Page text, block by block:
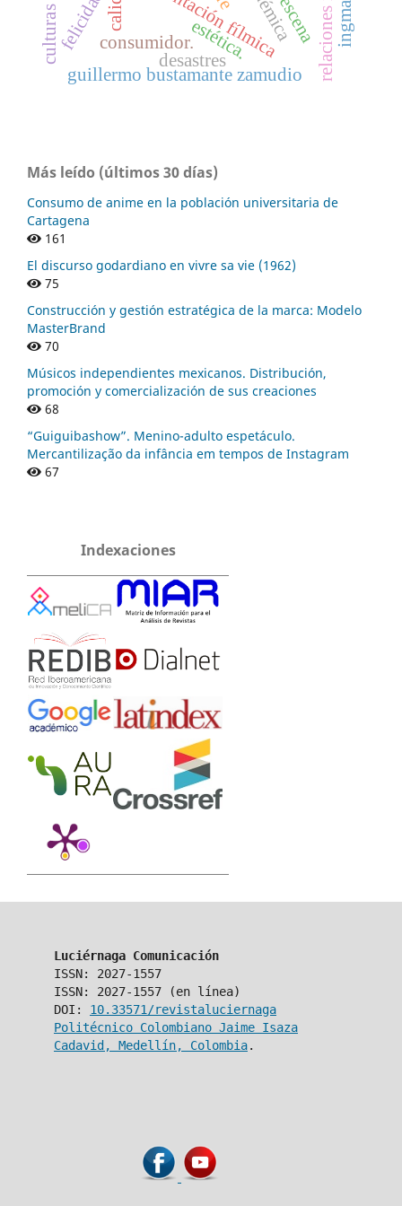
estética.
guillermo bustamante zamudio
consumidor.
felicidad
desastres
Más leído (últimos 30 días)
Consumo de anime en la población universitaria de
Cartagena
161
El discurso godardiano en vivre sa vie (1962)
75
Construcción y gestión estratégica de la marca: Modelo
MasterBrand
70
Músicos independientes mexicanos. Distribución,
promoción y comercialización de sus creaciones
68
“Guiguibashow”. Menino-adulto espetáculo.
Mercantilização da infância em tempos de Instagram
67
Indexaciones
Luciérnaga Comunicación
ISSN: 2027-1557
ISSN: 2027-1557 (en línea)
DOI: 10.33571/revistaluciernaga
Politécnico Colombiano Jaime Isaza
Cadavid, Medellín, Colombia.